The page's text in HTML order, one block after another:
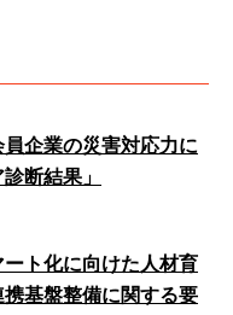
員企業の災害対応力に
断結果」
ト化に向けた人材育
基盤整備に関する要